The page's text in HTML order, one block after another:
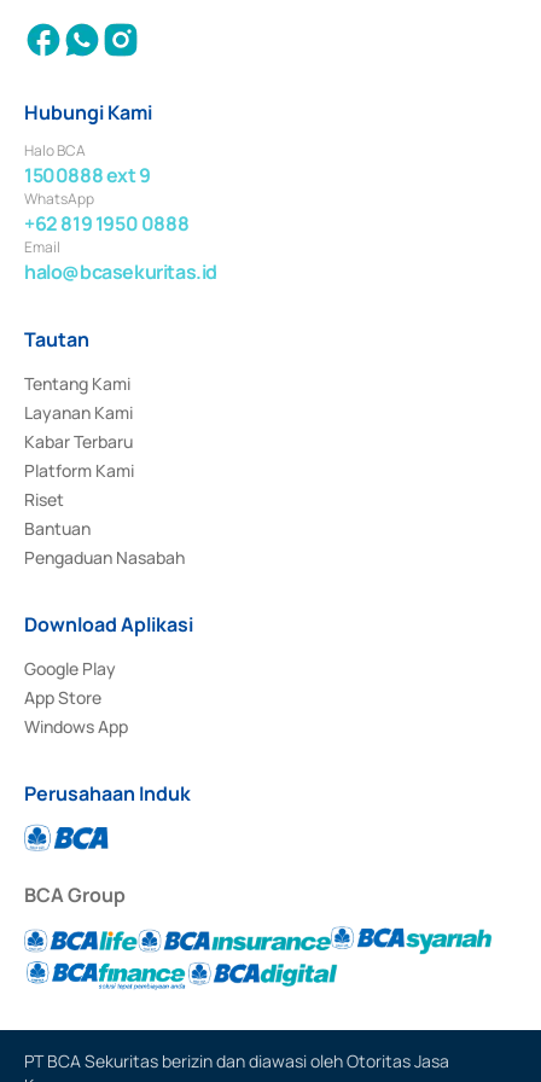
Hubungi Kami
Halo BCA
1500888 ext 9
WhatsApp
+62 819 1950 0888
Email
halo@bcasekuritas.id
Tautan
Tentang Kami
Layanan Kami
Kabar Terbaru
Platform Kami
Riset
Bantuan
Pengaduan Nasabah
Download Aplikasi
Google Play
App Store
Windows App
Perusahaan Induk
BCA Group
PT BCA Sekuritas berizin dan diawasi oleh Otoritas Jasa